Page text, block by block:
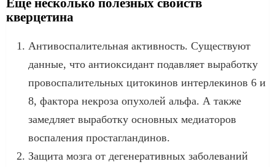
кверцетина
Антивоспалительная активность. Существуют
данные, что антиоксидант подавляет выработку
провоспалительных цитокинов интерлекинов 6 и
8, фактора некроза опухолей альфа. А также
замедляет выработку основных медиаторов
воспаления простагландинов.
Защита мозга от дегенеративных заболеваний